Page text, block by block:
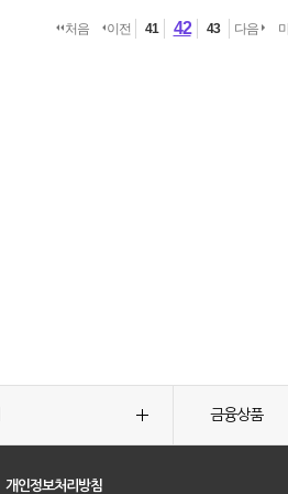
처음 이전 41 42 43 다음
금융상품
개인정보처리방침